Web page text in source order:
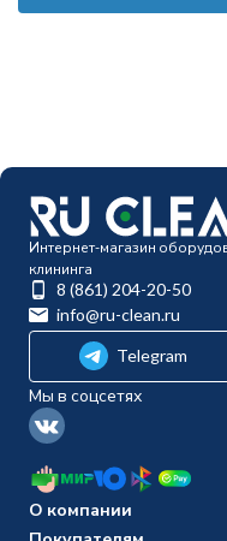
Интернет-магазин
клининга
8 (861) 204-20-50
info@ru-clean.ru
Telegram
Мы в соцсетях
О компании